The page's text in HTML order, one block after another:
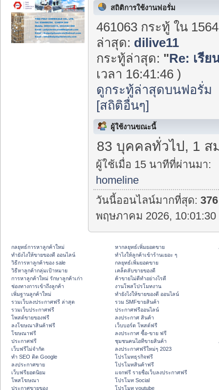
สถิติการใช้งานฟอรั่ม
461063 กระทู้ ใน
ล่าสุด: dilive11
กระทู้ล่าสุด: "Re: เรีย
เวลา 16:41:46 )
ดูกระทู้ล่าสุดบนฟอรั่ม
[สถิติอื่นๆ]
ผู้ใช้งานขณะนี้
83 บุคคลทั่วไป, 1 ส
ผู้ใช้เมื่อ 15 นาทีที่ผ่านมา:
homeline
วันนี้ออนไลน์มากที่สุด:376
พฤษภาคม 2026,
กลยุทธ์การหาลูกค้าใหม่
ทํายังไงให้ขายของดี ออนไลน์
วิธีการหาลูกค้าของ sale
วิธีหาลูกค้ากลุ่มเป้าหมาย
การหาลูกค้าใหม่ รักษาลูกค้าเก่า
ช่องทางการเข้าถึงลูกค้า
เพิ่มฐานลูกค้าใหม่
รวมเว็บลงประกาศฟรี ล่าสุด
รวมเว็บประกาศฟรี
โพสต์ขายของฟรี
ลงโฆษณาสินค้าฟรี
โฆษณาฟรี
ประกาศฟรี
เว็บฟรีไม่จำกัด
ทำ SEO ติด Google
ลงประกาศขาย
เว็บฟรียอดนิยม
โพสโฆษณา
ประกาศขายของ
หากลยุทธ์เพิ่มยอดขาย
ทําไงให้ลูกค้าเข้าร้านเยอะ ๆ
กลยุทธ์เพิ่มยอดขาย
เคล็ดลับขายของดี
ค้าขายไม่ดีทำอย่างไรดี
งานโพสโปรโมทงาน
ทํายังไงให้ขายของดี ออนไลน์
รวม SMFขายสินค้า
ประกาศฟรีออนไลน์
ลงประกาศ สินค้า
เว็บบอร์ด โพสต์ฟรี
ลงประกาศ ซื้อ-ขาย ฟรี
ชุมชนคนไอทีขายสินค้า
ลงประกาศฟรีใหม่ๆ 2023
โปรโมทธุรกิจฟรี
โปรโมทสินค้าฟรี
แจกฟรี รายชื่อเว็บลงประกาศฟรี
โปรโมท Social
โปรโมท youtube